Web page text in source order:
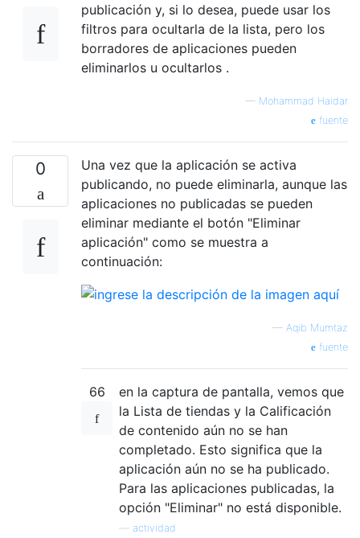
publicación y, si lo desea, puede usar los
filtros para ocultarla de la lista, pero los
borradores de aplicaciones pueden
eliminarlos u ocultarlos .
— Mohammad Haidar
fuente
0
Una vez que la aplicación se activa
publicando, no puede eliminarla, aunque las
aplicaciones no publicadas se pueden
eliminar mediante el botón "Eliminar
aplicación" como se muestra a
continuación:
— Aqib Mumtaz
fuente
66
en la captura de pantalla, vemos que
la Lista de tiendas y la Calificación
de contenido aún no se han
completado. Esto significa que la
aplicación aún no se ha publicado.
Para las aplicaciones publicadas, la
opción "Eliminar" no está disponible.
actividad